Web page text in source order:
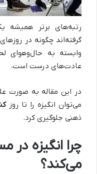
رتبه‌های برتر همیشه
گرفته‌اند چگونه در
وابسته به حال‌وهوای
عادت‌های درست است.
در این مقاله به صورت
می‌توان انگیزه را تا روز
ذهنی جلوگیری کرد.
چرا انگیزه در
می‌کند؟